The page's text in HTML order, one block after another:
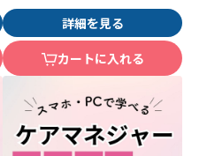
詳細を見る
カートに入れる